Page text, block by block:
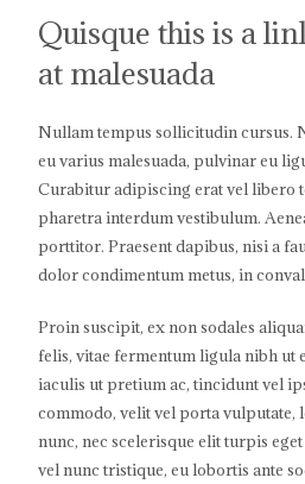
Quisque this is a
at malesuada
Nullam tempus sollicitudin cursus.
eu varius malesuada, pulvinar eu
Curabitur adipiscing erat vel libero
pharetra interdum vestibulum.
porttitor. Praesent dapibus, nisi a
dolor condimentum metus, in
Proin suscipit, ex non sodales
felis, vitae fermentum ligula nibh ut
iaculis ut pretium ac, tincidunt vel
commodo, velit vel porta vulputate,
nunc, nec scelerisque elit turpis
vel nunc tristique, eu lobortis ante